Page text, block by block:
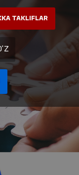
TAKLIFLAR